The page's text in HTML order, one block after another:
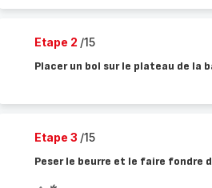
Etape 2 /15
Placer un bol sur le plateau de la
Etape 3 /15
Peser le beurre et le faire fondre